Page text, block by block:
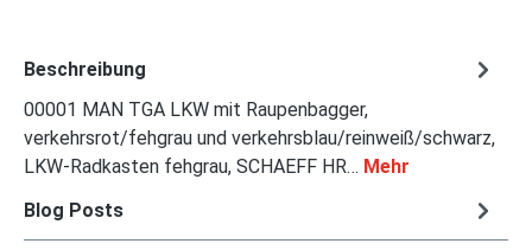
Beschreibung
00001 MAN TGA LKW mit Raupenbagger,
verkehrsrot/fehgrau und verkehrsblau/reinweiß/schwarz,
LKW-Radkasten fehgrau, SCHAEFF HR… Mehr
Blog Posts